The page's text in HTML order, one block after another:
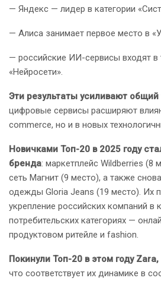
— Яндекс — лидер в категории
— Алиса занимает первое место в
— российские ИИ-сервисы входят в
«Нейросети».
Эти результаты усиливают общий
цифровые сервисы расширяют
commerce, но и в новых
Новичками Топ-20 в 2025 году
бренда: маркетплейс Wildberries (8
сеть Магнит (9 место), а также
одежды Gloria Jeans (19 место). Их
укрепление российских компаний в
потребительских категориях —
продуктовом ритейле и fashion.
Покинули Топ-20 в этом году
что соответствует их динамике в